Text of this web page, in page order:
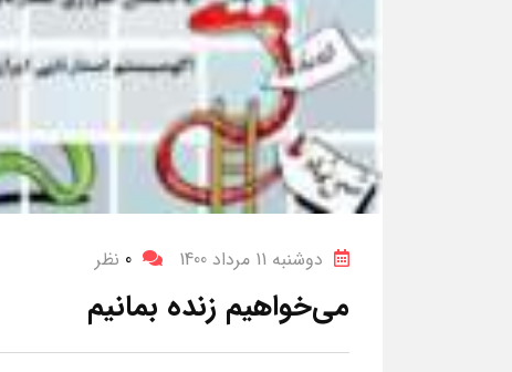
دوشنبه 11 مرداد 1400 0 نظر
می‌خواهیم زنده بمانیم